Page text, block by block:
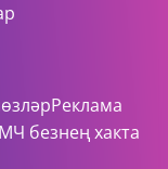
Реклама
безнең хакта